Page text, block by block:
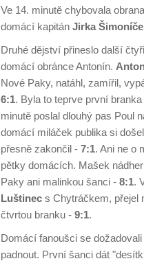
Ve 14. minutě chybovala
domácí kapitán Jirka
Druhé dějství přineslo další
domácí obránce Antonín.
Nové Paky, natáhl, zamířil,
6:1. Byla to teprve první
minutě poslal dlouhý pas Poul
domácí miláček publika si
přesně zakončil - 7:1. Ani ne o
pětky domácích. Mašek
Paky ani malinkou šanci - 8:1.
Luštinec s Chytráčkem, přejel
čtvrtou branku - 9:1.
Domácí fanoušci se
padnout. První šanci dát